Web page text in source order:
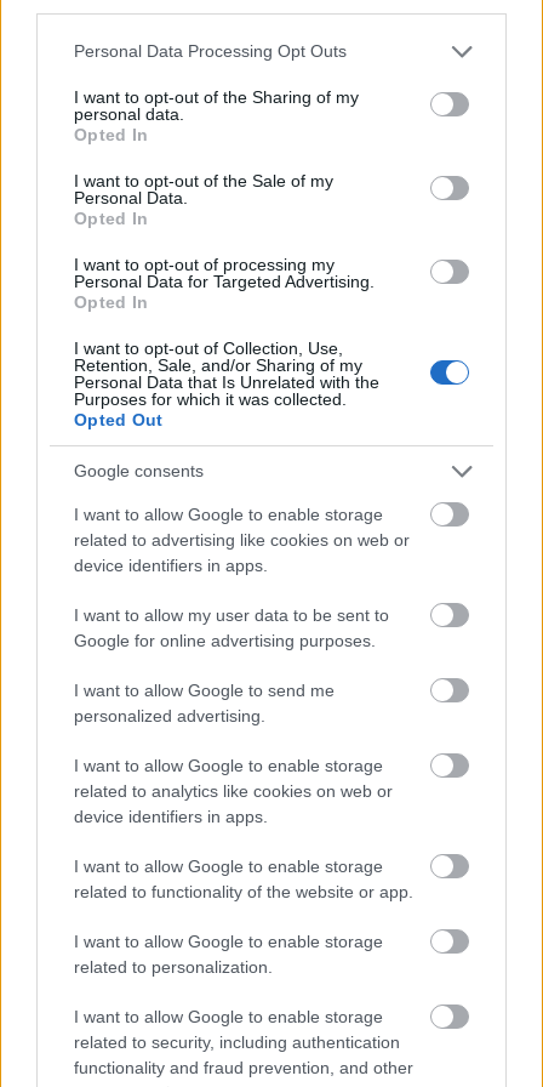
Please note that this website/app uses one or more Google
not limited to your visit or usage behaviour. You may click to
grant or deny consent to Google and its third-party tags to
use your data for below specified purposes in below Google
consent section.
Personal Data Processing Opt Outs
I want to opt-out of the Sharing of my
personal data.
Opted In
I want to opt-out of the Sale of my
Personal Data.
Opted In
I want to opt-out of processing my
Personal Data for Targeted Advertising.
Opted In
I want to opt-out of Collection, Use,
Retention, Sale, and/or Sharing of my
Personal Data that Is Unrelated with the
Purposes for which it was collected.
Opted Out
Google consents
I want to allow Google to enable storage
related to advertising like cookies on web or
device identifiers in apps.
I want to allow my user data to be sent to
Google for online advertising purposes.
I want to allow Google to send me
personalized advertising.
I want to allow Google to enable storage
related to analytics like cookies on web or
device identifiers in apps.
I want to allow Google to enable storage
related to functionality of the website or app.
I want to allow Google to enable storage
related to personalization.
I want to allow Google to enable storage
related to security, including authentication
functionality and fraud prevention, and other
υπηρεσίες. Η διάταξη στοχεύει στην
αντιμετώπιση του φαινομένου προώθησης
- streamers,
- digital ad networks,
- affiliates,
- διαφημιστές (advertisers),